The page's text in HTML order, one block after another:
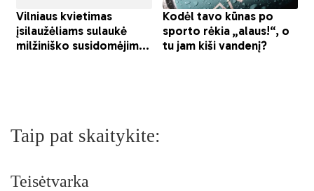
Taip pat skaitykite:
Teisėtvarka